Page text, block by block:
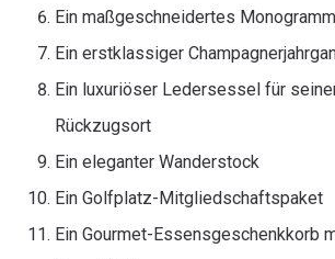
Ein maßgeschneidertes
Ein erstklassiger
Ein luxuriöser Ledersessel für
Rückzugsort
Ein eleganter Wanderstock
Ein Golfplatz-Mitgliedschaftspaket
Ein Gourmet-Essensgeschenkkorb